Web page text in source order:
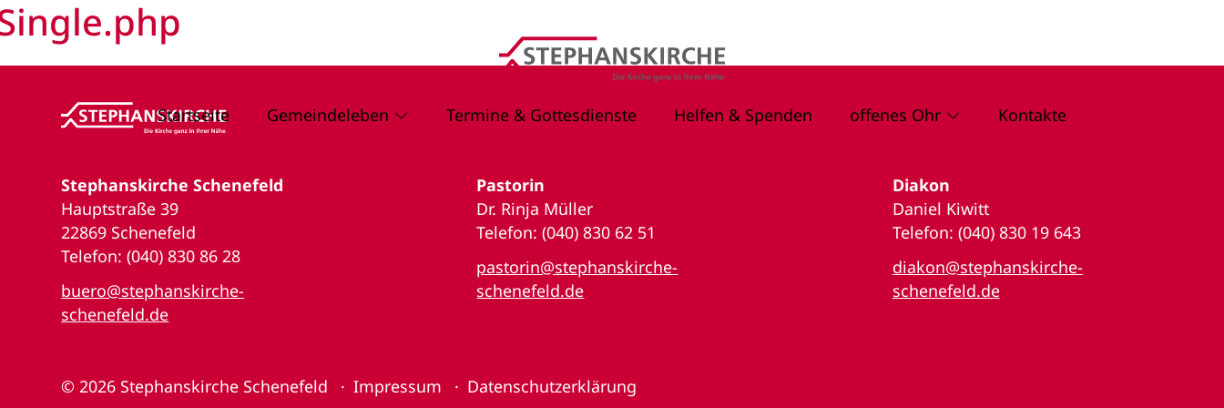
Startseite Gemeindeleben Termine & Gottesdienste Helfen & Spenden offenes Ohr Kontakte
Stephanskirche Schenefeld
Hauptstraße 39
22869 Schenefeld
Telefon: (040) 830 86 28
buero@stephanskirche-
schenefeld.de
Pastorin
Dr. Rinja Müller
Telefon: (040) 830 62 51
pastorin@stephanskirche-
schenefeld.de
Diakon
Daniel Kiwitt
Telefon: (040) 830 19 643
diakon@stephanskirche-
schenefeld.de
© 2026 Stephanskirche Schenefeld Impressum Datenschutzerklärung